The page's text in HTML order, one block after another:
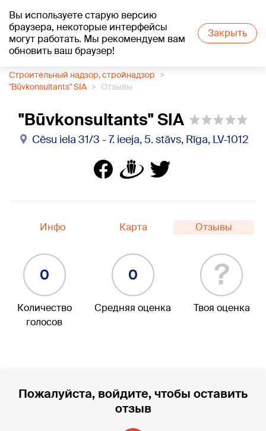
Вы используете старую версию
браузера, некоторые интерфейсы
могут работать. Мы рекомендуем вам
обновить ваш браузер!
Закрыть
+20°C
Строительный надзор, стройнадзор
"Būvkonsultants" SIA
Отзывы
"Būvkonsultants" SIA
Cēsu iela 31/3 - 7. ieeja, 5. stāvs, Rīga, LV-1012
Инфо Карта Отзывы
0
Количество
голосов
0
Средняя оценка
?
Твоя оценка
Пожалуйста, войдите, чтобы оставить
отзыв